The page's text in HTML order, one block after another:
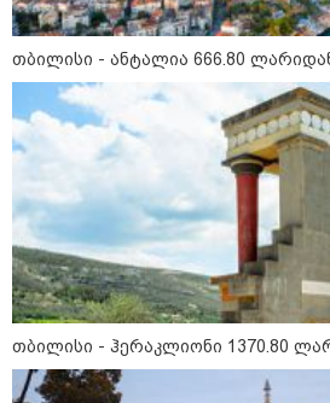
"ამ ვიდეოს
სიკვდილი" -
დაკარგული
განწირული
ამოიცნო
პოლიტიკა
თბილისი - ანტალია 666.80
თბილისი - ჰერაკლიონი 1370.80